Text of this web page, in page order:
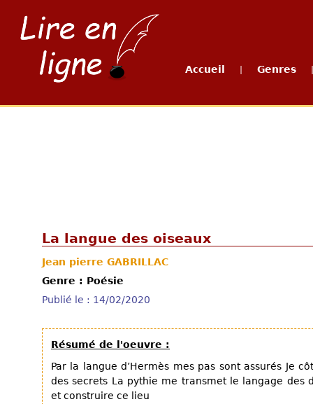
Accueil Genres
La langue des oiseaux
Jean pierre GABRILLAC
Genre : Poésie
Publié le : 14/02/2020
Résumé de l'oeuvre :
Par la langue d’Hermès mes pas sont assurés Je
des secrets La pythie me transmet le langage des
et construire ce lieu